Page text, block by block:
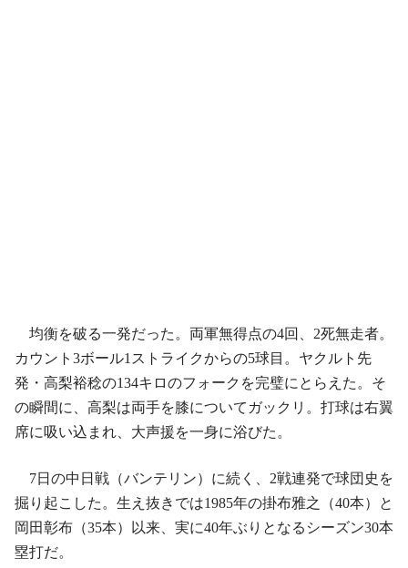
均衡を破る一発だった。両軍無得点の4回、2死無走者。
カウント3ボール1ストライクからの5球目。ヤクルト先
発・高梨裕稔の134キロのフォークを完璧にとらえた。そ
の瞬間に、高梨は両手を膝についてガックリ。打球は右翼
席に吸い込まれ、大声援を一身に浴びた。
7日の中日戦（バンテリン）に続く、2戦連発で球団史を
掘り起こした。生え抜きでは1985年の掛布雅之（40本）と
岡田彰布（35本）以来、実に40年ぶりとなるシーズン30本
塁打だ。